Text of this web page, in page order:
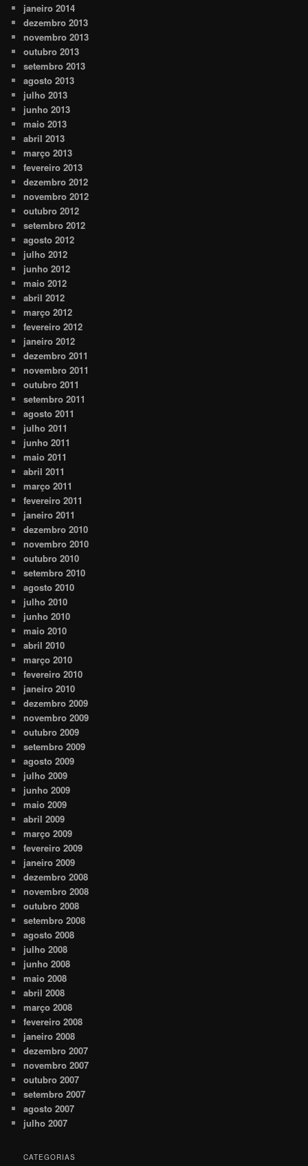
janeiro 2014
dezembro 2013
novembro 2013
outubro 2013
setembro 2013
agosto 2013
julho 2013
junho 2013
maio 2013
abril 2013
março 2013
fevereiro 2013
dezembro 2012
novembro 2012
outubro 2012
setembro 2012
agosto 2012
julho 2012
junho 2012
maio 2012
abril 2012
março 2012
fevereiro 2012
janeiro 2012
dezembro 2011
novembro 2011
outubro 2011
setembro 2011
agosto 2011
julho 2011
junho 2011
maio 2011
abril 2011
março 2011
fevereiro 2011
janeiro 2011
dezembro 2010
novembro 2010
outubro 2010
setembro 2010
agosto 2010
julho 2010
junho 2010
maio 2010
abril 2010
março 2010
fevereiro 2010
janeiro 2010
dezembro 2009
novembro 2009
outubro 2009
setembro 2009
agosto 2009
julho 2009
junho 2009
maio 2009
abril 2009
março 2009
fevereiro 2009
janeiro 2009
dezembro 2008
novembro 2008
outubro 2008
setembro 2008
agosto 2008
julho 2008
junho 2008
maio 2008
abril 2008
março 2008
fevereiro 2008
janeiro 2008
dezembro 2007
novembro 2007
outubro 2007
setembro 2007
agosto 2007
julho 2007
CATEGORIAS